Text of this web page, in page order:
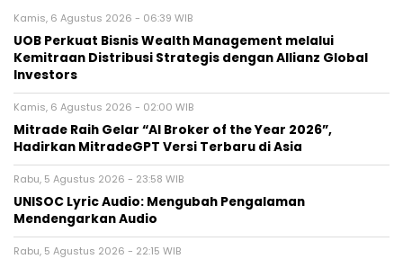
Kamis, 6 Agustus 2026 - 06:39 WIB
UOB Perkuat Bisnis Wealth Management melalui
Kemitraan Distribusi Strategis dengan Allianz Global
Investors
Kamis, 6 Agustus 2026 - 02:00 WIB
Mitrade Raih Gelar “AI Broker of the Year 2026”,
Hadirkan MitradeGPT Versi Terbaru di Asia
Rabu, 5 Agustus 2026 - 23:58 WIB
UNISOC Lyric Audio: Mengubah Pengalaman
Mendengarkan Audio
Rabu, 5 Agustus 2026 - 22:15 WIB